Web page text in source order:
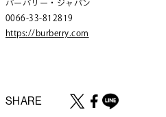
バーバリー・ジャパン
0066-33-812819
https://burberry.com
SHARE